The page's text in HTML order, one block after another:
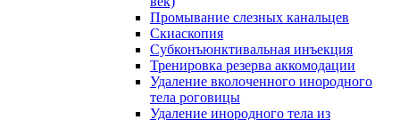
Промывание слезных канальцев
Скиаскопия
Субконъюнктивальная инъекция
Тренировка резерва аккомодации
Удаление вколоченного инородного
тела роговицы
Удаление инородного тела из